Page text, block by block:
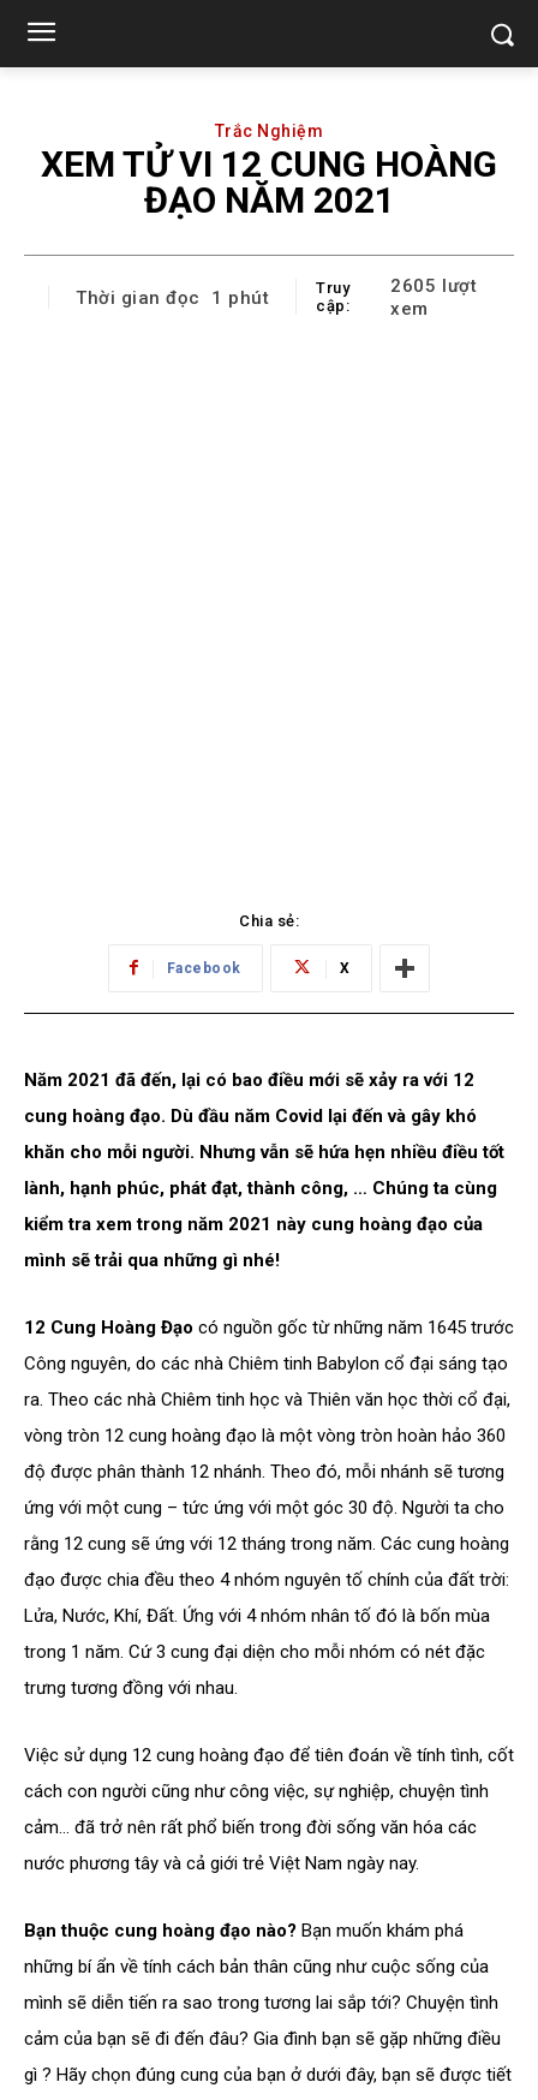
Trắc Nghiệm
XEM TỬ VI 12 CUNG HOÀNG
ĐẠO NĂM 2021
Thời gian đọc 1 phút
Truy
cập:
2605 lượt
xem
Chia sẻ:
Facebook X
Năm 2021 đã đến, lại có bao điều mới sẽ xảy ra với 12
cung hoàng đạo. Dù đầu năm Covid lại đến và gây khó
khăn cho mỗi người. Nhưng vẫn sẽ hứa hẹn nhiều điều tốt
lành, hạnh phúc, phát đạt, thành công, … Chúng ta cùng
kiểm tra xem trong năm 2021 này cung hoàng đạo của
mình sẽ trải qua những gì nhé!
12 Cung Hoàng Đạo có nguồn gốc từ những năm 1645 trước
Công nguyên, do các nhà Chiêm tinh Babylon cổ đại sáng tạo
ra. Theo các nhà Chiêm tinh học và Thiên văn học thời cổ đại,
vòng tròn 12 cung hoàng đạo là một vòng tròn hoàn hảo 360
độ được phân thành 12 nhánh. Theo đó, mỗi nhánh sẽ tương
ứng với một cung – tức ứng với một góc 30 độ. Người ta cho
rằng 12 cung sẽ ứng với 12 tháng trong năm. Các cung hoàng
đạo được chia đều theo 4 nhóm nguyên tố chính của đất trời:
Lửa, Nước, Khí, Đất. Ứng với 4 nhóm nhân tố đó là bốn mùa
trong 1 năm. Cứ 3 cung đại diện cho mỗi nhóm có nét đặc
trưng tương đồng với nhau.
Việc sử dụng 12 cung hoàng đạo để tiên đoán về tính tình, cốt
cách con người cũng như công việc, sự nghiệp, chuyện tình
cảm… đã trở nên rất phổ biến trong đời sống văn hóa các
nước phương tây và cả giới trẻ Việt Nam ngày nay.
Bạn thuộc cung hoàng đạo nào? Bạn muốn khám phá
những bí ẩn về tính cách bản thân cũng như cuộc sống của
mình sẽ diễn tiến ra sao trong tương lai sắp tới? Chuyện tình
cảm của bạn sẽ đi đến đâu? Gia đình bạn sẽ gặp những điều
gì ? Hãy chọn đúng cung của bạn ở dưới đây, bạn sẽ được tiết